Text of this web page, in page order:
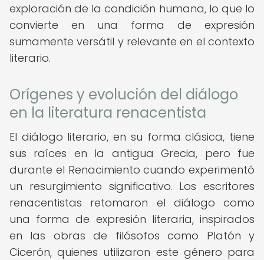
exploración de la condición humana, lo que lo
convierte en una forma de expresión
sumamente versátil y relevante en el contexto
literario.
Orígenes y evolución del diálogo
en la literatura renacentista
El diálogo literario, en su forma clásica, tiene
sus raíces en la antigua Grecia, pero fue
durante el Renacimiento cuando experimentó
un resurgimiento significativo. Los escritores
renacentistas retomaron el diálogo como
una forma de expresión literaria, inspirados
en las obras de filósofos como Platón y
Cicerón, quienes utilizaron este género para